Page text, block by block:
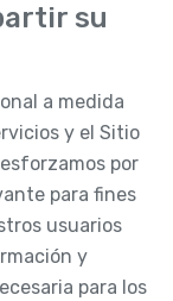
su
a medida
y el Sitio
por
para fines
usuarios
y
para los